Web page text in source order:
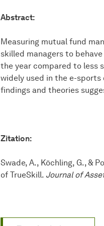
Abstract:
Measuring mutual fund
skilled managers to
the year compared to less
widely used in the e-
findings and theories
Zitation:
Swade, A., Köchling, G., &
of TrueSkill. Journal of